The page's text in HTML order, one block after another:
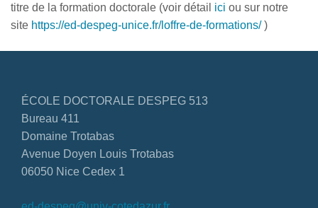
titre de la formation doctorale (voir détail ici ou sur notre
site https://ed-despeg-unice.fr/loffre-de-formations/)
ÉCOLE DOCTORALE DESPEG 513
Bureau 411
Domaine Trotabas
Avenue Doyen Louis Trotabas
06050 Nice Cedex 1